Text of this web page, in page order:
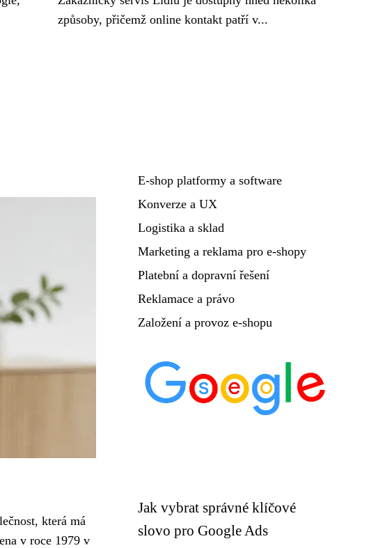
způsoby, přičemž online kontakt patří v...
která má
v roce 1979 v
E-shop platformy a software
Konverze a UX
Logistika a sklad
Marketing a reklama pro e-shopy
Platební a dopravní řešení
Reklamace a právo
Založení a provoz e-shopu
Jak vybrat správné klíčové
slovo pro Google Ads